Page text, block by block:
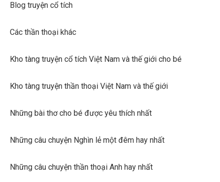
Blog truyện cổ tích
Các thần thoại khác
Kho tàng truyện cổ tích Việt Nam và thế giới cho bé
Kho tàng truyện thần thoại Việt Nam và thế giới
Những bài thơ cho bé được yêu thích nhất
Những câu chuyện Nghìn lẻ một đêm hay nhất
Những câu chuyện thần thoại Anh hay nhất